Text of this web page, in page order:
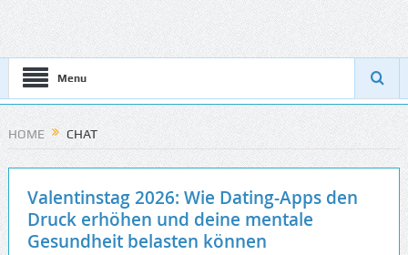
Menu
HOME CHAT
Valentinstag 2026: Wie Dating-Apps den
Druck erhöhen und deine mentale
Gesundheit belasten können